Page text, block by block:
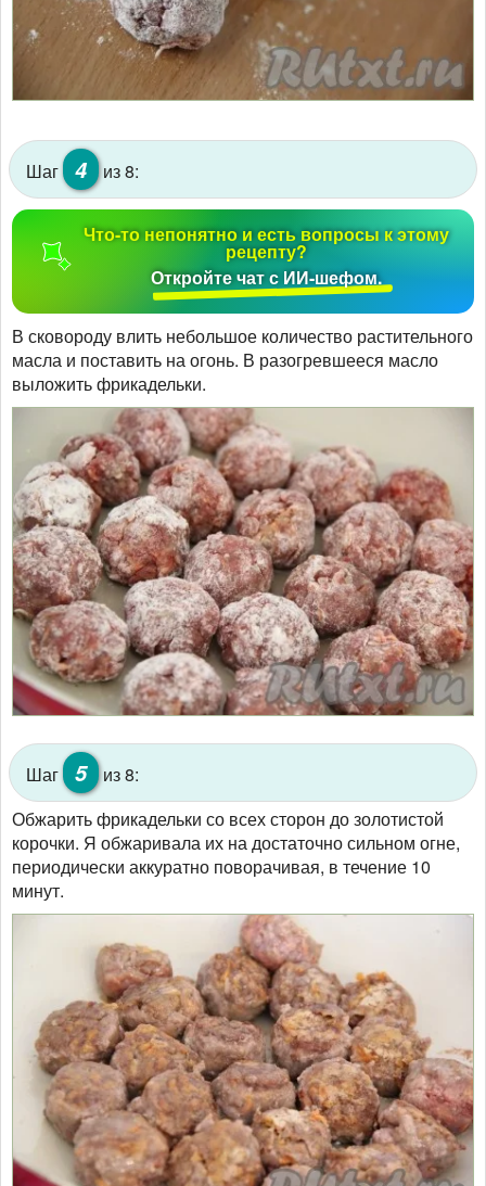
Шаг 4 из 8:
Что-то непонятно и есть вопросы к этому
рецепту?
Откройте чат с ИИ-шефом.
В сковороду влить небольшое количество растительного
масла и поставить на огонь. В разогревшееся масло
выложить фрикадельки.
Шаг 5
из 8:
Обжарить фрикадельки со всех сторон до золотистой
корочки. Я обжаривала их на достаточно сильном огне,
периодически аккуратно поворачивая, в течение 10
минут.